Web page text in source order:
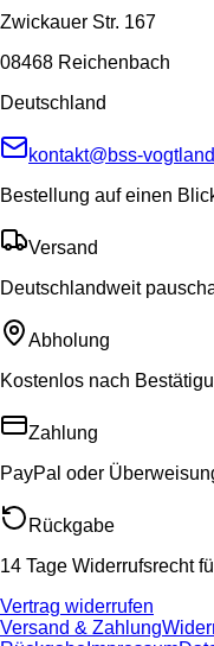
Zwickauer Str. 167
08468 Reichenbach
Deutschland
kontakt@bss-
Bestellung auf einen
Versand
Deutschlandweit
Abholung
Kostenlos nach
Zahlung
PayPal oder
Rückgabe
14 Tage Widerrufsrecht
Vertrag widerrufen
Versand & Zahlung